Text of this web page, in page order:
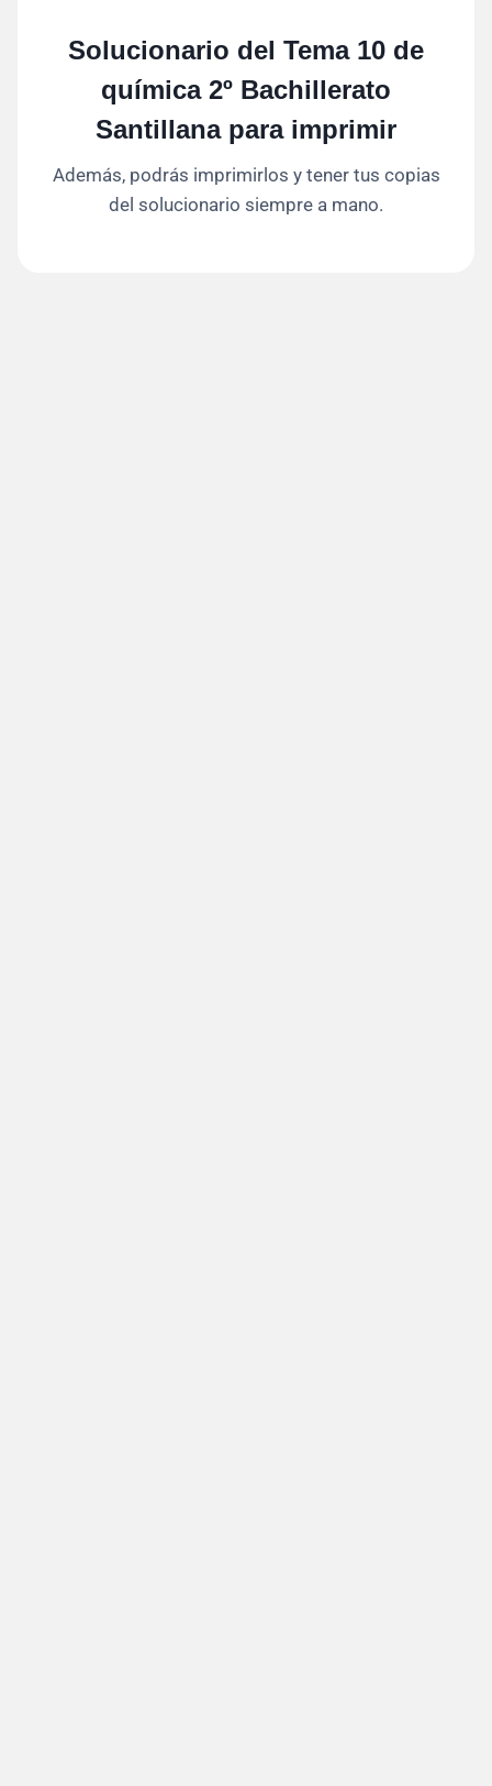
Solucionario del Tema 10 de
química 2º Bachillerato
Santillana para imprimir
Además, podrás imprimirlos y tener tus copias
del solucionario siempre a mano.